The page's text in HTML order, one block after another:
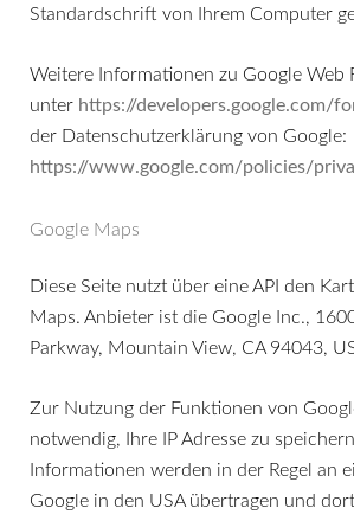
Standardschrift von Ihrem Computer
Weitere Informationen zu Google Web
unter https://developers.google.com/
der Datenschutzerklärung von Google:
https://www.google.com/policies/
Google Maps
Diese Seite nutzt über eine API den
Maps. Anbieter ist die Google Inc.,
Parkway, Mountain View, CA 94043,
Zur Nutzung der Funktionen von
notwendig, Ihre IP Adresse zu
Informationen werden in der Regel an
Google in den USA übertragen und